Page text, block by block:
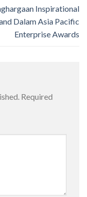
Inspirational
Dalam Asia Pacific
Enterprise Awards
Required